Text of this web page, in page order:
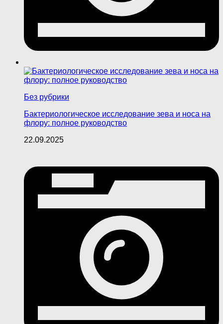
Без рубрики
Бактериологическое исследование зева и носа на
флору: полное руководство
22.09.2025